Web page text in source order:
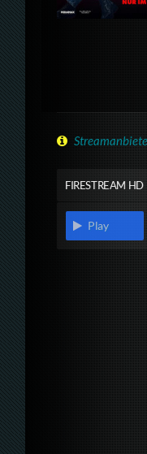
FIRESTREAM HD
Play